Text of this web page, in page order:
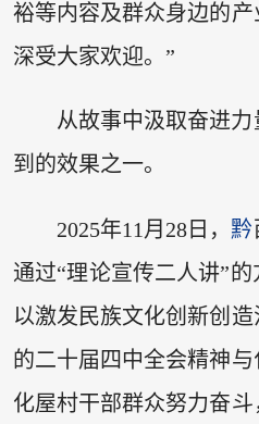
裕等内容及群众身边的产
深受大家欢迎。”
从故事中汲取奋进
到的效果之一。
2025年11月28日， 黔
通过“理论宣传二人讲”
以激发民族文化创新创
的二十届四中全会精神
化屋村干部群众努力奋